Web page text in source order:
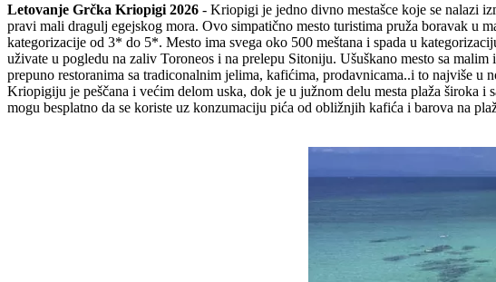
Letovanje Grčka Kriopigi 2026 - Kriopigi je jedno divno mestašce koje se nalazi
pravi mali dragulj egejskog mora. Ovo simpatično mesto turistima pruža boravak u
kategorizacije od 3* do 5*. Mesto ima svega oko 500 meštana i spada u
uživate u pogledu na zaliv Toroneos i na prelepu Sitoniju. Ušuškano mesto sa
prepuno restoranima sa tradiconalnim jelima, kafićima, prodavnicama..i to najviše u
Kriopigiju je peščana i većim delom uska, dok je u južnom delu mesta plaža široka
mogu besplatno da se koriste uz konzumaciju pića od obližnjih kafića i barova na